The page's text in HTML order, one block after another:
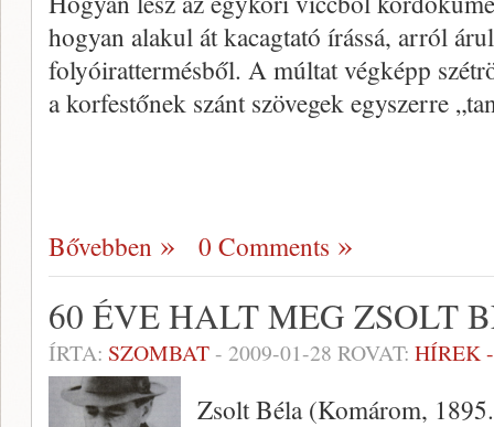
hogyan alakul át kacagtató írássá, arról
folyóirattermésből. A múltat végképp
a korfestőnek szánt szövegek egyszerre
Bővebben 0 Comments
60 ÉVE HALT MEG ZSOLT
ÍRTA: SZOMBAT- 2009-01-28 ROVAT: HÍREK
Zsolt Béla (Komárom,